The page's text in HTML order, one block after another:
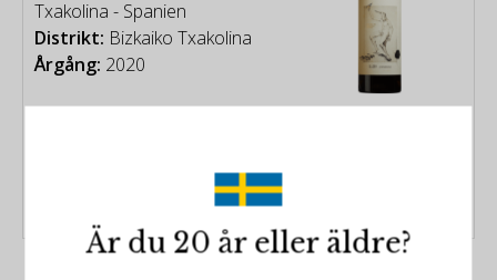
Txakolina - Spanien
Distrikt: Bizkaiko Txakolina
Årgång: 2020
Poäng:90/100
Är du 20 år eller äldre?